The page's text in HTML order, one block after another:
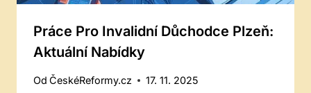
Práce Pro Invalidní Důchodce Plzeň:
Aktuální Nabídky
Od ČeskéReformy.cz 17. 11. 2025